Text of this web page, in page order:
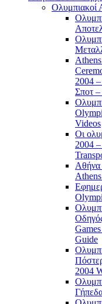
Ολυμπιακοί
2004 –
Σποτ –
Videos
Οι
2004
Αθήνα
Guide
2004